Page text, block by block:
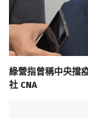
綠營指曾稱中央擋
社 CNA